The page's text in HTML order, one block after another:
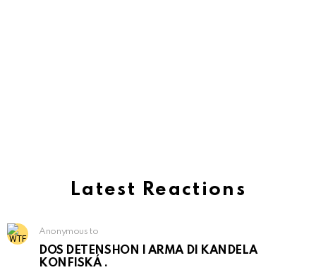
Latest Reactions
Anonymous to
DOS DETENSHON I ARMA DI KANDELA
KONFISKÁ .